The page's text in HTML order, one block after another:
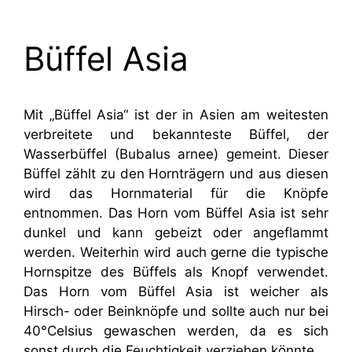
Büffel Asia
Mit „Büffel Asia“ ist der in Asien am weitesten
verbreitete und bekannteste Büffel, der
Wasserbüffel (Bubalus arnee) gemeint. Dieser
Büffel zählt zu den Hornträgern und aus diesen
wird das Hornmaterial für die Knöpfe
entnommen. Das Horn vom Büffel Asia ist sehr
dunkel und kann gebeizt oder angeflammt
werden. Weiterhin wird auch gerne die typische
Hornspitze des Büffels als Knopf verwendet.
Das Horn vom Büffel Asia ist weicher als
Hirsch- oder Beinknöpfe und sollte auch nur bei
40°Celsius gewaschen werden, da es sich